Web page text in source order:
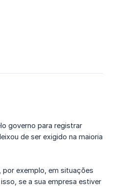
governo para registrar
de ser exigido na maioria
por exemplo, em situações
se a sua empresa estiver